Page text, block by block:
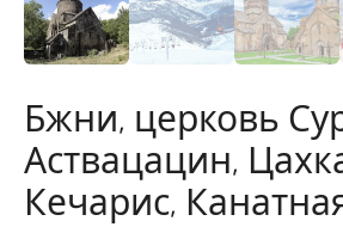
Бжни, церковь
Аствацацин,
Кечарис,